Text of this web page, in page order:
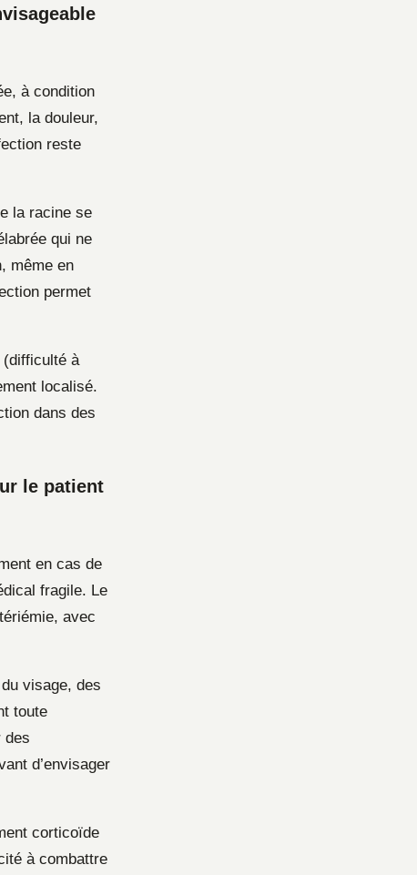
à condition
la douleur,
reste
la racine se
qui ne
même en
permet
(difficulté à
localisé.
dans des
le patient
en cas de
fragile. Le
avec
visage, des
toute
des
d’envisager
corticoïde
à combattre